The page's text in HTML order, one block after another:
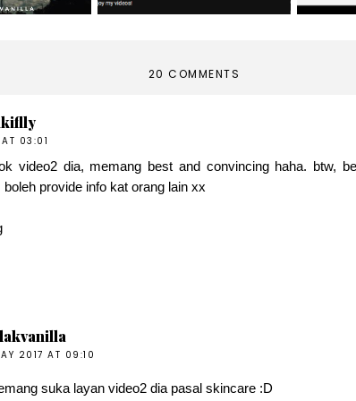
20 COMMENTS
03:01
video2 dia, memang best and convincing haha. btw,
provide info kat orang lain xx
2017 AT 09:10
suka layan video2 dia pasal skincare :D